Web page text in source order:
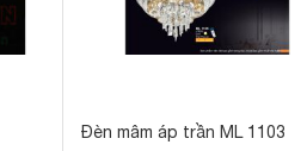
Đèn mâm áp trần ML 1103